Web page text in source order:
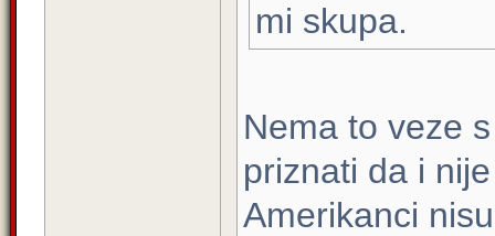
mi skupa.
Nema to veze
priznati da i
Amerikanci